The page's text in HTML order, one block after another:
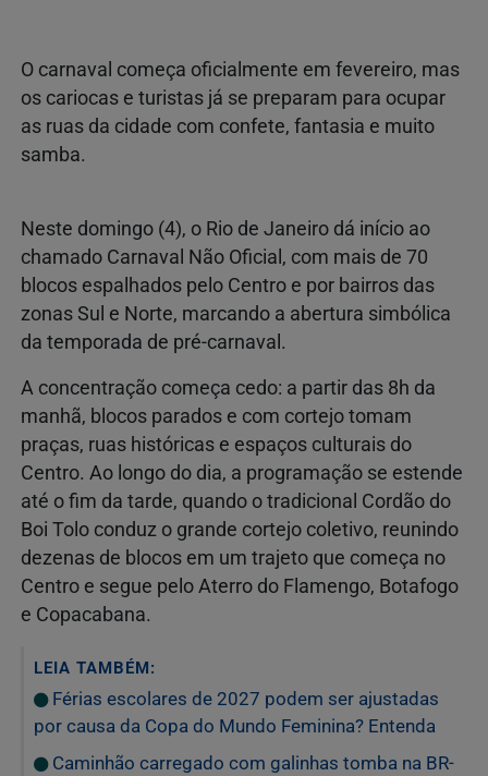
O carnaval começa oficialmente em fevereiro, mas
os cariocas e turistas já se preparam para ocupar
as ruas da cidade com confete, fantasia e muito
samba.
Neste domingo (4), o Rio de Janeiro dá início ao
chamado Carnaval Não Oficial, com mais de 70
blocos espalhados pelo Centro e por bairros das
zonas Sul e Norte, marcando a abertura simbólica
da temporada de pré-carnaval.
A concentração começa cedo: a partir das 8h da
manhã, blocos parados e com cortejo tomam
praças, ruas históricas e espaços culturais do
Centro. Ao longo do dia, a programação se estende
até o fim da tarde, quando o tradicional Cordão do
Boi Tolo conduz o grande cortejo coletivo, reunindo
dezenas de blocos em um trajeto que começa no
Centro e segue pelo Aterro do Flamengo, Botafogo
e Copacabana.
LEIA TAMBÉM:
Férias escolares de 2027 podem ser ajustadas
por causa da Copa do Mundo Feminina? Entenda
Caminhão carregado com galinhas tomba na BR-